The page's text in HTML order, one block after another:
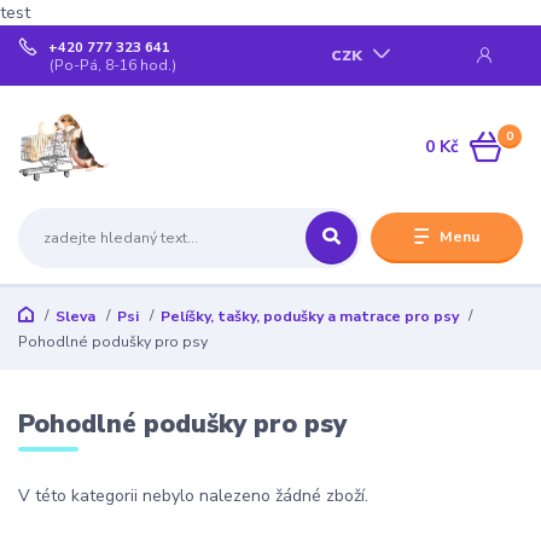
test
Menu
CZK
+420 777 323 641
(Po-Pá, 8-16 hod.)
0
0 Kč
Sleva Psi
Pelíšky, tašky, podušky a matrace pro psy
Pohodlné podušky pro psy
Pohodlné podušky pro psy
V této kategorii nebylo nalezeno žádné zboží.